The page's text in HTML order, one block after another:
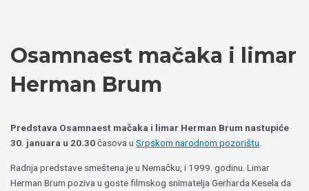
Osamnaest mačaka i limar
Herman Brum
Predstava Osamnaest mačaka i limar Herman Brum nastupiće
30. januara u 20.30časova uSrpskom narodnom pozorištu
Radnja predstave smeštena je u Nemačku, i 1999. godinu. Limar
Herman Brum poziva u goste filmskog snimatelja Gerharda Kesela da